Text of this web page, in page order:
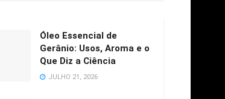
Óleo Essencial de
Gerânio: Usos, Aroma e o
Que Diz a Ciência
JULHO 21, 2026